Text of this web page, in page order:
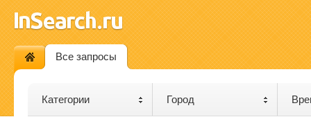
Все запросы
Категории Город